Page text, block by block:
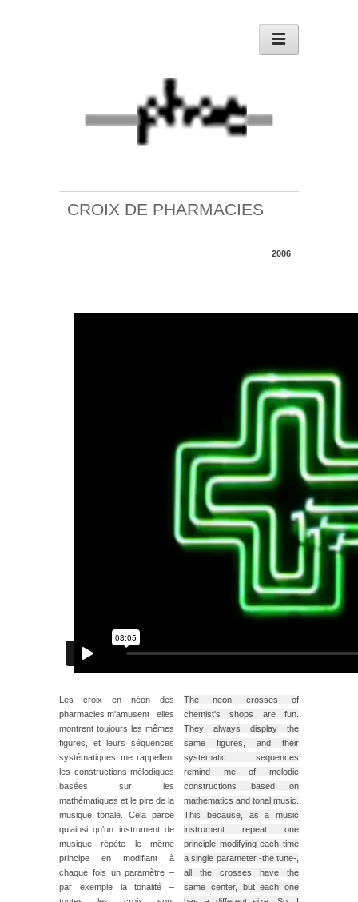
CROIX DE PHARMACIES
2006
Les croix en néon des
pharmacies m'amusent : elles
montrent toujours les mêmes
figures, et leurs séquences
systématiques me rappellent
les constructions mélodiques
basées sur les
mathématiques et le pire de la
musique tonale. Cela parce
qu’ainsi qu’un instrument de
musique répète le même
principe en modifiant à
chaque fois un paramètre –
par exemple la tonalité –
The neon crosses of
chemist's shops are fun.
They always display the
same figures, and their
systematic sequences
remind me of melodic
constructions based on
mathematics and tonal music.
This because, as a music
instrument repeat one
principle modifying each time
a single parameter -the tune-,
all the crosses have the
same center, but each one